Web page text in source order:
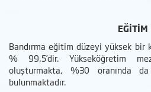
EĞİTİM
Bandırma eğitim düzeyi yüksek bir
% 99,5’dir. Yükseköğretim
oluşturmakta, %30 oranında
bulunmaktadır.